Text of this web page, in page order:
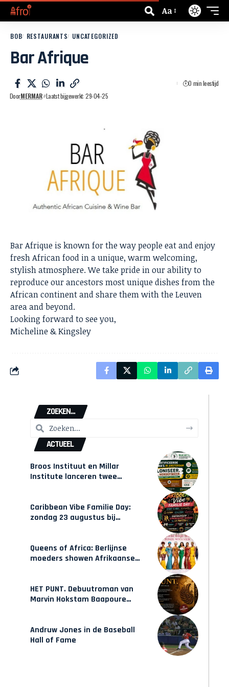
Aa
BOB RESTAURANTS UNCATEGORIZED
Bar Afrique
DoorMERMAR Laatst bijgewerkt: 29-04-25
0 min leestijd
Bar Afrique is known for the way people eat and enjoy
fresh African food in a unique, warm welcoming,
stylish atmosphere. We take pride in our ability to
reproduce our ancestors most unique dishes from the
African continent and share them with the Leuven
area and beyond.
Looking forward to see you,
Micheline & Kingsley
ZOEKEN...
ACTUEEL
Broos Instituut en Millar
Institute lanceren twee
Caribbean Vibe Familie Day:
zondag 23 augustus bij
Queens of Africa: Berlijnse
moeders showen Afrikaanse
HET PUNT. Debuutroman van
Marvin Hokstam Baapoure
Andruw Jones in de Baseball
Hall of Fame